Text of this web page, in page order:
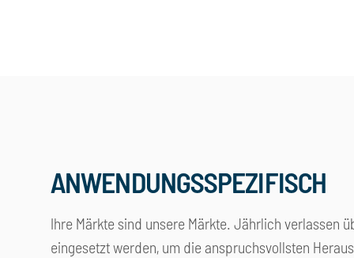
ANWENDUNGSSPEZIFISCH
Ihre Märkte sind unsere Märkte. Jährlich verlassen
eingesetzt werden, um die anspruchsvollsten